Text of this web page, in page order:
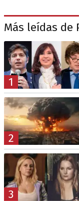
Más leídas de
1
2
3